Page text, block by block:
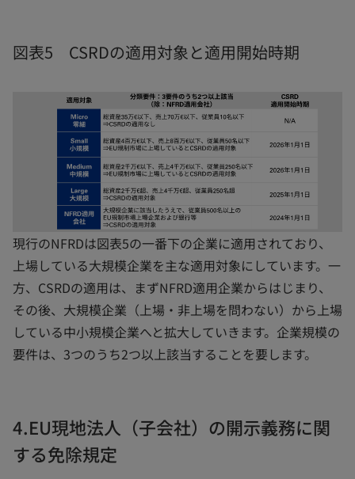
図表5 CSRDの適用対象と適用開始時期
現行のNFRDは図表5の一番下の企業に適用されており、
上場している大規模企業を主な適用対象にしています。一
方、CSRDの適用は、まずNFRD適用企業からはじまり、
その後、大規模企業（上場・非上場を問わない）から上場
している中小規模企業へと拡大していきます。企業規模の
要件は、3つのうち2つ以上該当することを要します。
4.EU現地法人（子会社）の開示義務に関
する免除規定